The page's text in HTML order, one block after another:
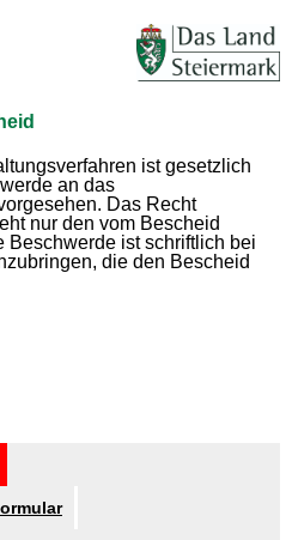
ist gesetzlich
an das
Das Recht
nur den vom Bescheid
Beschwerde ist schriftlich bei
die den Bescheid